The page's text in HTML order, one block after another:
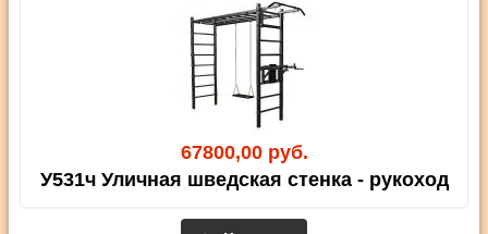
67800,00 руб.
У531ч Уличная шведская стенка - рукоход